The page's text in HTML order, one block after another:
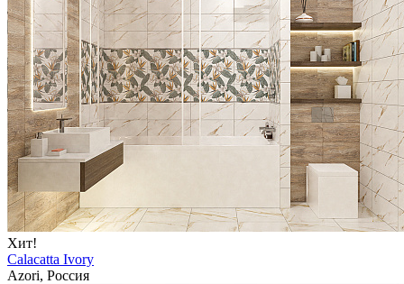
Хит!
Calacatta Ivory
Azori, Россия